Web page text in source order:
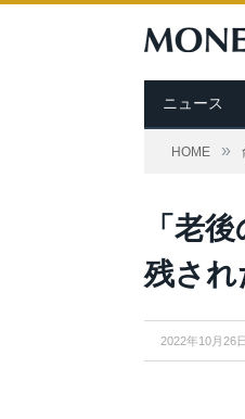
ニュース
HOME »
「老
残され
2022年10月26日